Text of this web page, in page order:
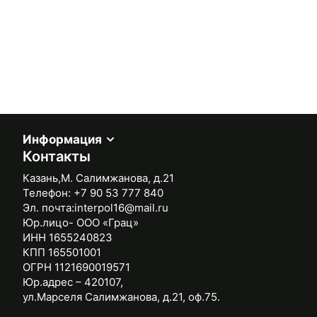
Информация
Контакты
Казань,М. Салимжанова, д.21
Телефон: +7 90 53 777 840
Эл. почта:interpol16@mail.ru
Юр.лицо- ООО «Грац»
ИНН 1655240823
КПП 165501001
ОГРН 1121690019571
Юр.адрес – 420107,
ул.Марселя Салимжанова, д.21, оф.75.